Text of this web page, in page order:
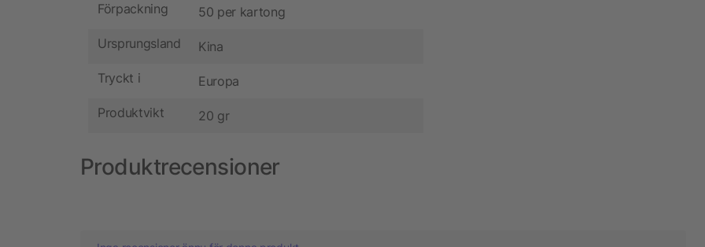
Förpackning 50 per kartong
Ursprungsland Kina
Tryckt i Europa
Produktvikt 20 gr
Produktrecensioner